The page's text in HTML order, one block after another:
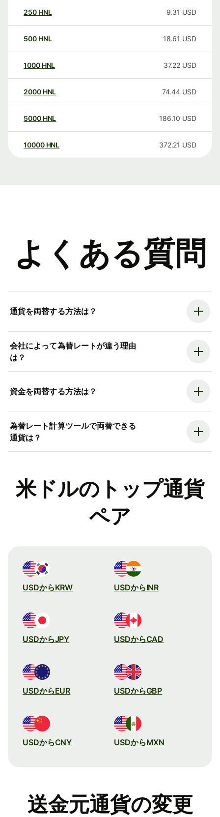
250 HNL 9.31 USD
500 HNL 18.61 USD
1000 HNL 37.22 USD
2000 HNL 74.44 USD
5000 HNL 186.10 USD
10000 HNL 372.21 USD
よくある質問
通貨を両替する方法は？
会社によって為替レートが違う理由
は？
資金を両替する方法は？
為替レート計算ツールで両替できる
通貨は？
米ドルのトップ通貨
ペア
USDからKRW USDからINR
USDからJPY USDからCAD
USDからEUR USDからGBP
USDからCNY USDからMXN
送金元通貨の変更